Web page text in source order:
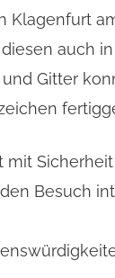
Klagenfurt
auch
Gitter
mit
Besuch